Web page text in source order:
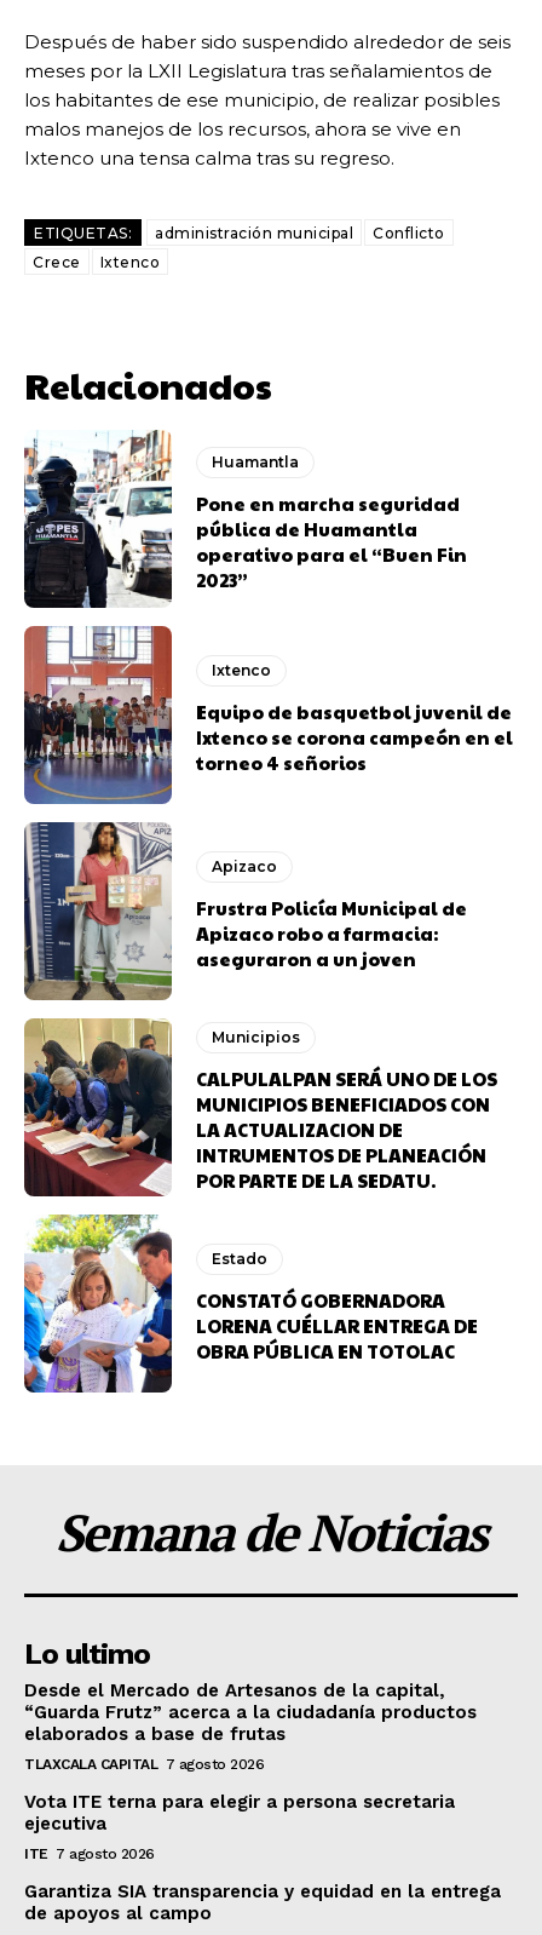
Después de haber sido suspendido alrededor de seis
meses por la LXII Legislatura tras señalamientos de
los habitantes de ese municipio, de realizar posibles
malos manejos de los recursos, ahora se vive en
Ixtenco una tensa calma tras su regreso.
ETIQUETAS: administración municipal
Conflicto
Crece
Ixtenco
Relacionados
Huamantla
Pone en marcha seguridad
pública de Huamantla
operativo para el “Buen Fin
2023”
Ixtenco
Equipo de basquetbol juvenil de
Ixtenco se corona campeón en el
torneo 4 señorios
Apizaco
Frustra Policía Municipal de
Apizaco robo a farmacia:
aseguraron a un joven
Municipios
CALPULALPAN SERÁ UNO DE LOS
MUNICIPIOS BENEFICIADOS CON
LA ACTUALIZACION DE
INTRUMENTOS DE PLANEACIÓN
POR PARTE DE LA SEDATU.
Estado
CONSTATÓ GOBERNADORA
LORENA CUÉLLAR ENTREGA DE
OBRA PÚBLICA EN TOTOLAC
Semana de Noticias
Lo ultimo
Desde el Mercado de Artesanos de la capital,
“Guarda Frutz” acerca a la ciudadanía productos
elaborados a base de frutas
TLAXCALA CAPITAL 7 agosto 2026
Vota ITE terna para elegir a persona secretaria
ejecutiva
ITE 7 agosto 2026
Garantiza SIA transparencia y equidad en la entrega
de apoyos al campo